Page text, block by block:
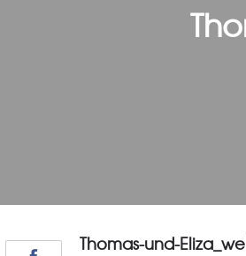
Thomas-und-